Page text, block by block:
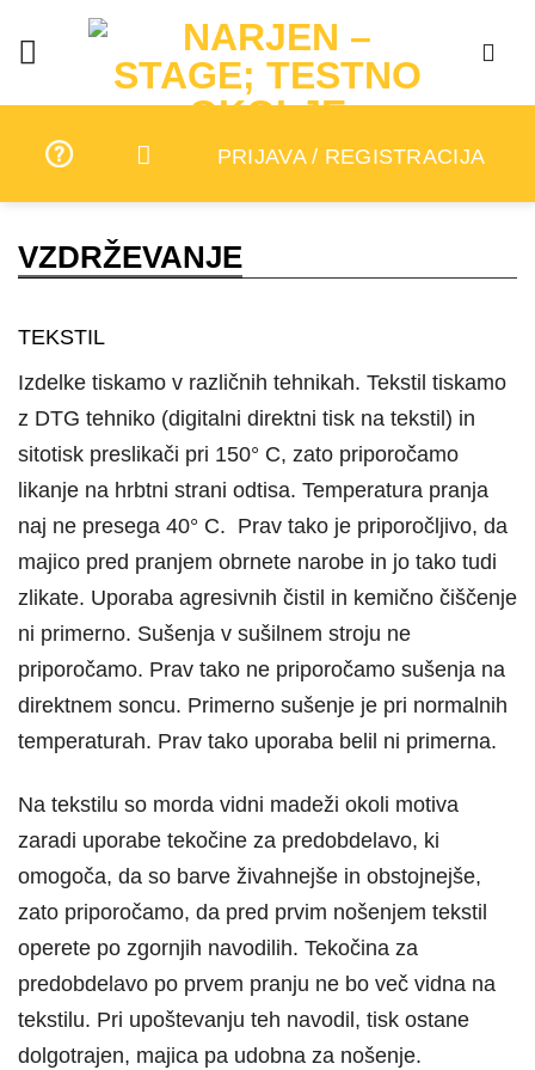
content
PRIJAVA / REGISTRACIJA
VZDRŽEVANJE
TEKSTIL
Izdelke tiskamo v različnih tehnikah. Tekstil tiskamo
z DTG tehniko (digitalni direktni tisk na tekstil) in
sitotisk preslikači pri 150° C, zato priporočamo
likanje na hrbtni strani odtisa. Temperatura pranja
naj ne presega 40° C. Prav tako je priporočljivo, da
majico pred pranjem obrnete narobe in jo tako tudi
zlikate. Uporaba agresivnih čistil in kemično čiščenje
ni primerno. Sušenja v sušilnem stroju ne
priporočamo. Prav tako ne priporočamo sušenja na
direktnem soncu. Primerno sušenje je pri normalnih
temperaturah. Prav tako uporaba belil ni primerna.
Na tekstilu so morda vidni madeži okoli motiva
zaradi uporabe tekočine za predobdelavo, ki
omogoča, da so barve živahnejše in obstojnejše,
zato priporočamo, da pred prvim nošenjem tekstil
operete po zgornjih navodilih. Tekočina za
predobdelavo po prvem pranju ne bo več vidna na
tekstilu. Pri upoštevanju teh navodil, tisk ostane
dolgotrajen, majica pa udobna za nošenje.